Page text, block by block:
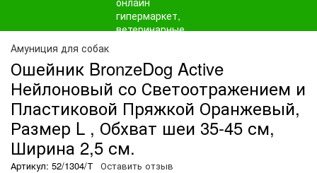
Амуниция для собак
Ошейник BronzeDog Active
Нейлоновый со Светоотражением и
Пластиковой Пряжкой Оранжевый,
Размер L , Обхват шеи 35-45 см,
Ширина 2,5 см.
Артикул: 52/1304/Т Оставить отзыв